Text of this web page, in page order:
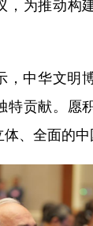
贵州
内蒙古
，为推动构
中华文明博
特贡献。愿
、全面的中